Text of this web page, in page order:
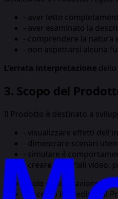
- aver letto
- aver esaminato la
- comprendere la natura
- non aspettarsi alcuna
L'errata interpretazione
3. Scopo del
Il Prodotto è destinato a
- visualizzare effetti
- dimostrare scenari
- simulare il
-creare materiali video,
Solo dimostrazione.
Accesso immediato. Il